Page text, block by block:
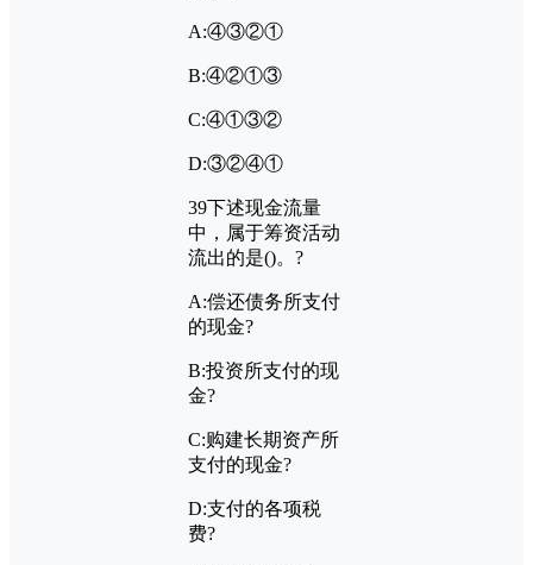
A:④③②①
B:④②①③
C:④①③②
D:③②④①
39下述现金流量
中，属于筹资活动
流出的是()。?
A:偿还债务所支付
的现金?
B:投资所支付的现
金?
C:购建长期资产所
支付的现金?
D:支付的各项税
费?